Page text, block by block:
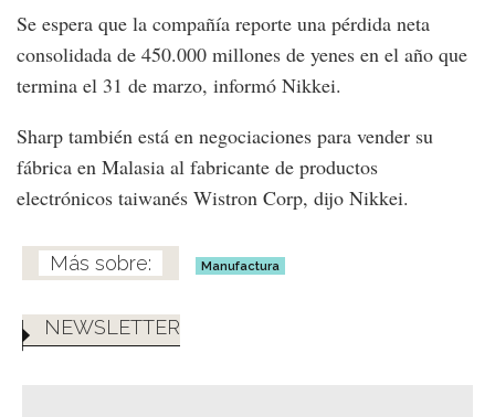
Se espera que la compañía reporte una pérdida neta
consolidada de 450.000 millones de yenes en el año que
termina el 31 de marzo, informó Nikkei.
Sharp también está en negociaciones para vender su
fábrica en Malasia al fabricante de productos
electrónicos taiwanés Wistron Corp, dijo Nikkei.
Manufactura
NEWSLETTER